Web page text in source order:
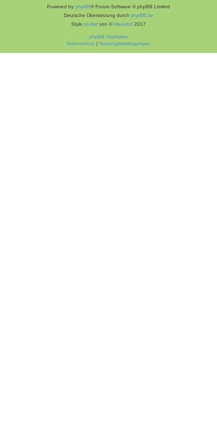
Powered by phpBB® Forum Software © phpBB Limited
Deutsche Übersetzung durch phpBB.de
Style proflat von © Mazeltof 2017
phpBB SiteMaker
Datenschutz| Nutzungsbedingungen